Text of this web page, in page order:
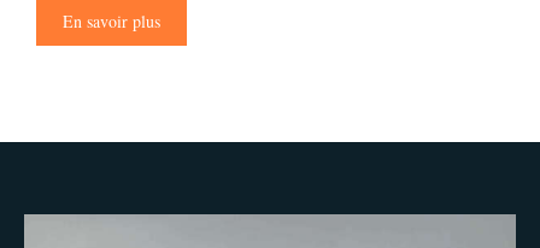
En savoir plus